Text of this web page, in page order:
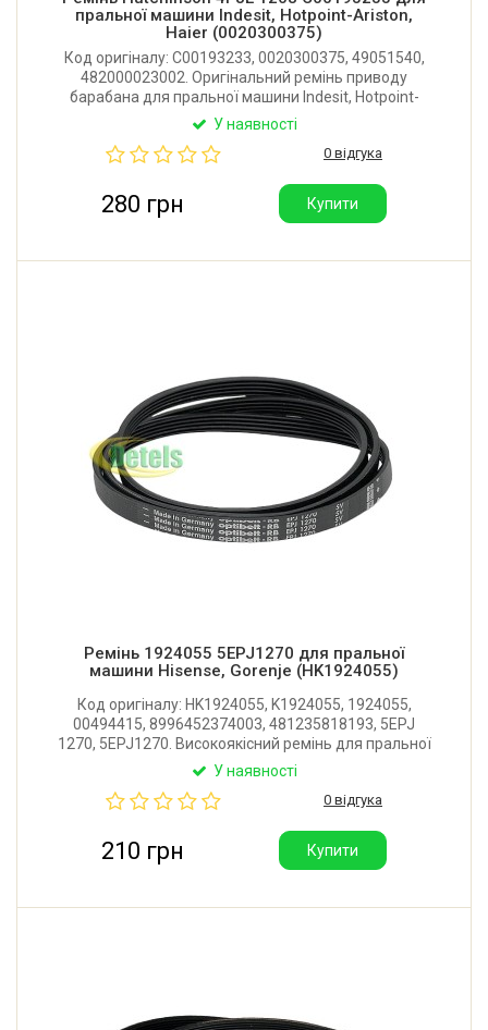
пральної машини Indesit, Hotpoint-Ariston,
Haier (0020300375)
Код оригіналу: C00193233, 0020300375, 49051540,
482000023002. Оригінальний ремінь приводу
барабана для пральної машини Indesit, Hotpoint-
Ariston, Haier. Виробник: Hutchinson (Франція).
У наявності
0 відгука
280 грн Купити
Ремінь 1924055 5EPJ1270 для пральної
машини Hisense, Gorenje (HK1924055)
Код оригіналу: HK1924055, K1924055, 1924055,
00494415, 8996452374003, 481235818193, 5EPJ
1270, 5EPJ1270. Високоякісний ремінь для пральної
машини Hisense, Gorenje, AEG, Electrolux, Bosch,
Optibelt (Німеччина).
У наявності
0 відгука
210 грн Купити